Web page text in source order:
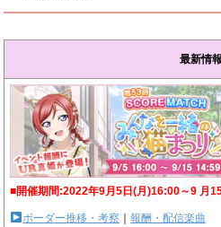
最新情報
■開催期間:2022年9月5日(月)16:00～9 月
ボーダー推移・考察 ｜報酬・配信楽曲